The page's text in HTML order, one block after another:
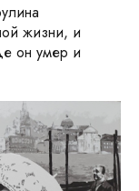
жизни, и
он умер и